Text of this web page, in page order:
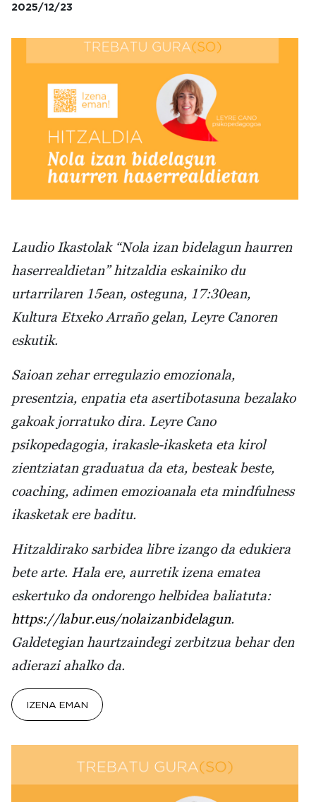
2025/12/23
Laudio Ikastolak “Nola izan bidelagun haurren
haserrealdietan” hitzaldia eskainiko du
urtarrilaren 15ean, osteguna, 17:30ean,
Kultura Etxeko Arraño gelan, Leyre Canoren
eskutik.
Saioan zehar erregulazio emozionala,
presentzia, enpatia eta asertibotasuna bezalako
gakoak jorratuko dira. Leyre Cano
psikopedagogia, irakasle-ikasketa eta kirol
zientziatan graduatua da eta, besteak beste,
coaching, adimen emozioanala eta mindfulness
ikasketak ere baditu.
Hitzaldirako sarbidea libre izango da edukiera
bete arte. Hala ere, aurretik izena ematea
eskertuko da ondorengo helbidea baliatuta:
https://labur.eus/nolaizanbidelagun.
Galdetegian haurtzaindegi zerbitzua behar den
adierazi ahalko da.
IZENA EMAN